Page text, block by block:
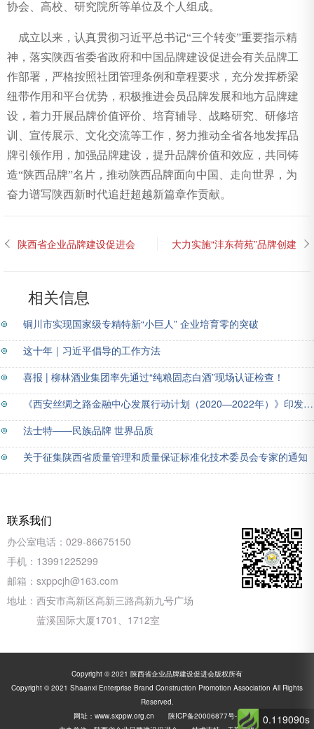
协会、高校、研究院所等单位及个人组成。
成立以来，认真贯彻习近平总书记“三个转变”重要指示精
神，落实陕西省委省政府和中国品牌建设促进会有关品牌工
作部署，严格按照社团管理条例和章程要求，充分发挥桥梁
纽带作用和平台优势，积极推进会员品牌发展和地方品牌建
设，着力开展品牌价值评价、培育辅导、战略研究、研修培
训、宣传展示、文化交流等工作，努力推动全省各地发挥品
牌引领作用，加强品牌建设，提升品牌价值和效应，共同铸
造“陕西品牌”名片，推动陕西品牌面向中国、走向世界，为
奋力谱写陕西新时代追赶超越新篇章作贡献。
陕西省企业品牌建设促进会
大力实施“沣东荷苑”品牌创建
相关信息
铜川市实现国家级专精特新“小巨人” 企业培育零的突破
这十年｜习近平倡导的工作方法
喜报 | 柳林酒业集团率先通过“纯粮固态白酒”现场认证检查！
《西安丝绸之路金融中心发展行动计划（2020—2022年）》印发 15项重大行动开启发展新局面
法士特——民族品牌 世界品质
关于征集陕西省质量管理和质量保证标准化技术委员会专家的通知
联系我们
办公室电话： 029-86675150
手机： 13991225299
邮箱： sxppcjh@163.com
地址： 西安市高新区髙新三路髙新九号广场
蓝溪国际大厦1701、1712室
Copyright © 2021 陕西省企业品牌建设促进会版权所有
Copyright © 2021 Shaanxi Enterprise Brand Construction Promotion Association All Rights
Reserved.
网址： www.sxppw.org.cn
陕ICP备20006877号-1
0.119090s